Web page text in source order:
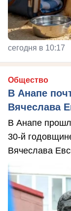
сегодня в 10:17
Общество
В Анапе
Вячеслава
В Анапе
30-й
Вячеслава